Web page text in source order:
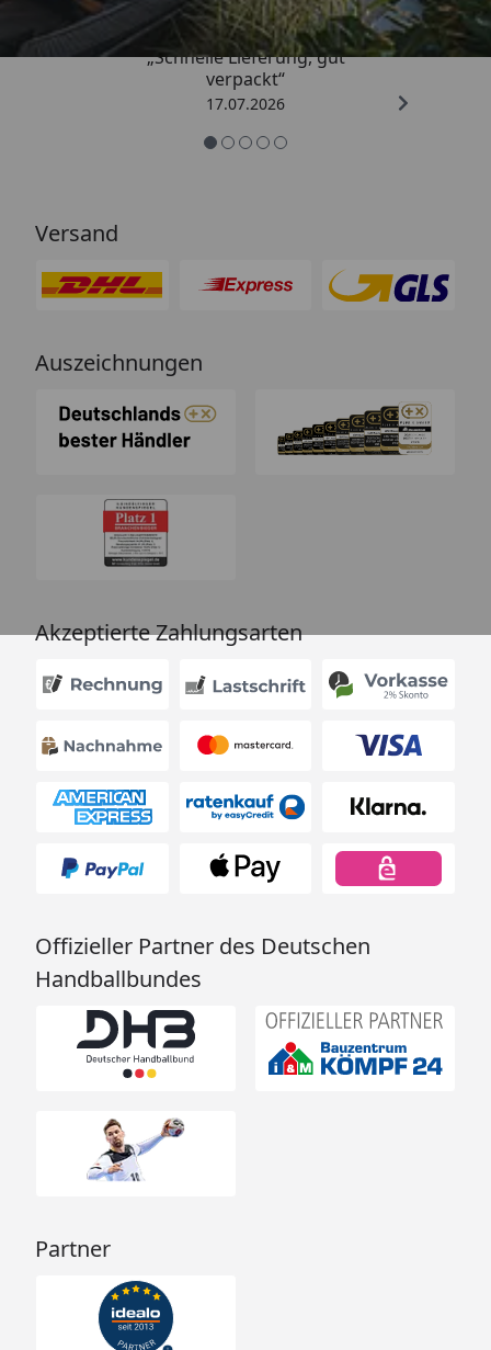
„Schnelle Lieferung, gut
verpackt“
17.07.2026
Versand
Auszeichnungen
Akzeptierte Zahlungsarten
Offizieller Partner des Deutschen
Handballbundes
Partner